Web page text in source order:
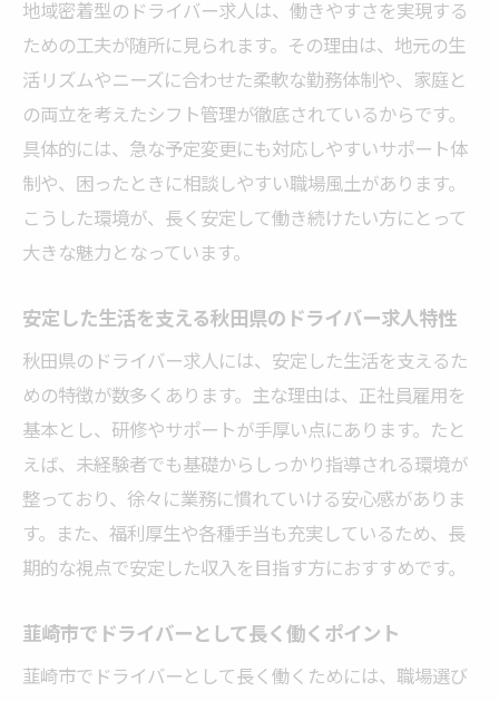
し方
福利厚生が充実したドライバー求人の見極
め方
シフト制や勤務時間に柔軟なドライバー求
人を選ぶ
ドライバー求人で働きやすさを実感する工
夫
高収入を目指せるドライバー求人の見つけ
方
待遇が良いドライバー求人に共通する条件
収入面と働きやすさを両立できる職場の特
徴
安定した給与を得るドライバー求人選びの
コツ
とは
収入と待遇を重視したドライバー職の選択
地域密着型のドライバー求人は、働きやすさを実現する
ための工夫が随所に見られます。その理由は、地元の生
活リズムやニーズに合わせた柔軟な勤務体制や、家庭と
の両立を考えたシフト管理が徹底されているからです。
具体的には、急な予定変更にも対応しやすいサポート体
制や、困ったときに相談しやすい職場風土があります。
こうした環境が、長く安定して働き続けたい方にとって
大きな魅力となっています。
安定した生活を支える秋田県のドライバー求人特性
秋田県のドライバー求人には、安定した生活を支えるた
めの特徴が数多くあります。主な理由は、正社員雇用を
基本とし、研修やサポートが手厚い点にあります。たと
えば、未経験者でも基礎からしっかり指導される環境が
整っており、徐々に業務に慣れていける安心感がありま
す。また、福利厚生や各種手当も充実しているため、長
期的な視点で安定した収入を目指す方におすすめです。
韮崎市でドライバーとして長く働くポイント
韮崎市でドライバーとして長く働くためには、職場選び